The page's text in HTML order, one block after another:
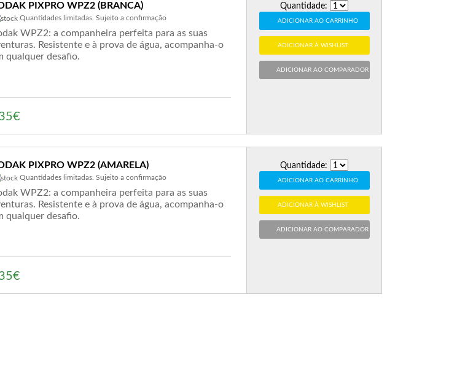
PIXPRO WPZ2 (BRANCA)
Quantidades limitadas. Sujeito a confirmação
Quantidade:
ADICIONAR AO CARRINHO
ADICIONAR À WISHLIST
ADICIONAR AO COMPARADOR
WPZ2: a companheira perfeita para as suas
Resistente e à prova de água, acompanha-o
qualquer desafio.
PIXPRO WPZ2 (AMARELA)
Quantidades limitadas. Sujeito a confirmação
Quantidade:
ADICIONAR AO CARRINHO
ADICIONAR À WISHLIST
ADICIONAR AO COMPARADOR
WPZ2: a companheira perfeita para as suas
Resistente e à prova de água, acompanha-o
qualquer desafio.